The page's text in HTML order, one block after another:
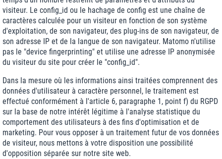
visiteur. Le config_id ou le hachage de config est une chaîne de
caractères calculée pour un visiteur en fonction de son système
d'exploitation, de son navigateur, des plug-ins de son navigateur, de
son adresse IP et de la langue de son navigateur. Matomo n'utilise
pas le "device fingerprinting" et utilise une adresse IP anonymisée
du visiteur du site pour créer le "config_id".
Dans la mesure où les informations ainsi traitées comprennent des
données d'utilisateur à caractère personnel, le traitement est
effectué conformément à l'article 6, paragraphe 1, point f) du RGPD
sur la base de notre intérêt légitime à l'analyse statistique du
comportement des utilisateurs à des fins d'optimisation et de
marketing. Pour vous opposer à un traitement futur de vos données
de visiteur, nous mettons à votre disposition une possibilité
d'opposition séparée sur notre site web.